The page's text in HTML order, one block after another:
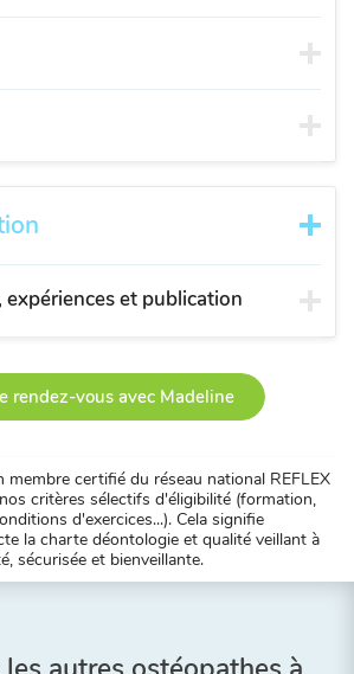
expériences et publication
rendez-vous avec Madeline
membre certifié du réseau national REFLEX
critères sélectifs d'éligibilité (formation,
d'exercices...). Cela signifie
la charte déontologie et qualité veillant à
sécurisée et bienveillante.